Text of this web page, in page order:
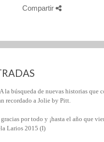
Compartir
la búsqueda de nuevas historias que
recordado a Jolie by Pitt.
por todo y ¡hasta el año que
Larios 2015 (I)